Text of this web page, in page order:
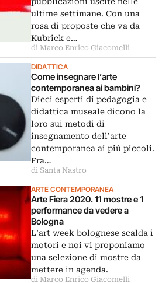
ultime settimane. Con una
rosa di proposte che va da
Kubrick e…
di Marco Enrico Giacomelli
DIDATTICA
Come insegnare l’arte
contemporanea ai bambini?
Dieci esperti di pedagogia e
didattica museale dicono la
loro sui metodi di
insegnamento dell’arte
contemporanea ai più piccoli.
Fra…
di Santa Nastro
ARTE CONTEMPORANEA
Arte Fiera 2020. 11 mostre e 1
performance da vedere a
Bologna
L’art week bolognese scalda i
motori e noi vi proponiamo
una selezione di mostre da
mettere in agenda.
di Marco Enrico Giacomelli